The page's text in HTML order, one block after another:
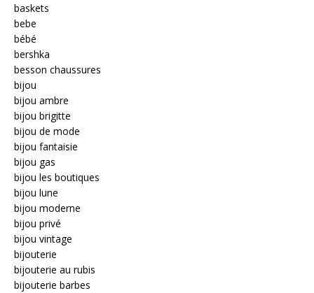
baskets
bebe
bébé
bershka
besson chaussures
bijou
bijou ambre
bijou brigitte
bijou de mode
bijou fantaisie
bijou gas
bijou les boutiques
bijou lune
bijou moderne
bijou privé
bijou vintage
bijouterie
bijouterie au rubis
bijouterie barbes